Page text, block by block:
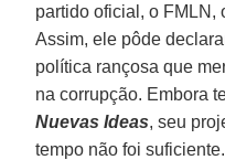
partido oficial, o FMLN,
Assim, ele pôde
política rançosa que
na corrupção. Embora
Nuevas Ideas, seu
tempo não foi